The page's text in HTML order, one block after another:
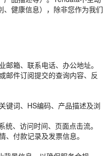
健康信息），除非您作为我们
箱、联系电话、办公地址。
邮件订阅提交的查询内容、反
键词、HS编码、产品描述及浏
、访问时间、页面点击流。
付款记录及发票信息。